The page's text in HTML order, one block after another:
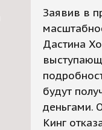
Заявив в
Дастина
будут
деньгами.
Кинг